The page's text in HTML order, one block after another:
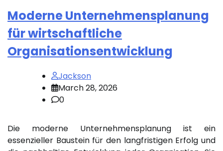
Moderne Unternehmensplanung
für wirtschaftliche
Organisationsentwicklung
Jackson
March 28, 2026
0
Die moderne Unternehmensplanung ist ein
essenzieller Baustein für den langfristigen Erfolg und